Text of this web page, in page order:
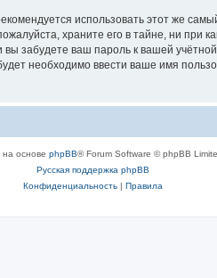
использовать этот же
храните его в тайне, ни при
забудете ваш пароль к вашей
необходимо ввести ваше имя
основе phpBB® Forum Software © phpBB
Русская поддержка phpBB
Конфиденциальность| Правила